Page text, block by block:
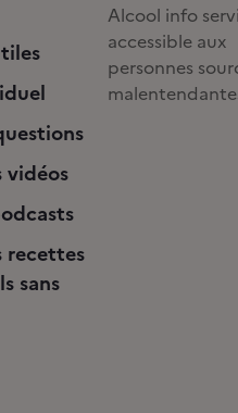
vidéos
recettes
sans
Alcool info
accessible aux
personnes